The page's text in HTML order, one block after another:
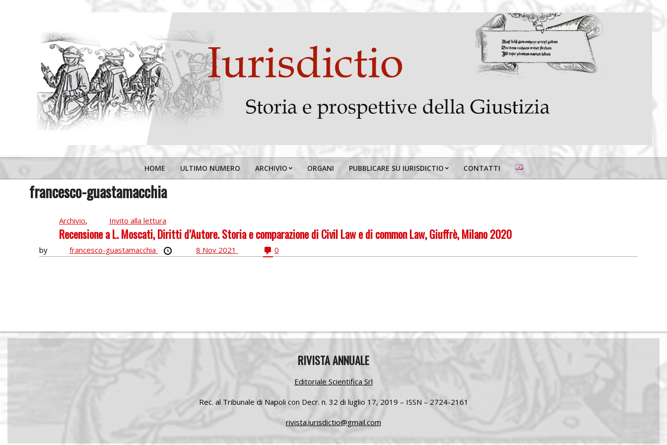
Iurisdictio
Primary
HOME ULTIMO NUMERO ARCHIVIO ORGANI PUBBLICARE SU IURISDICTIO CONTATTI
francesco-guastamacchia
Archivio, Invito alla lettura
Recensione a L. Moscati, Diritti d’Autore. Storia e comparazione di Civil Law e di common Law, Giuffrè, Milano 2020
by francesco-guastamacchia 8 Nov 2021 0
RIVISTA ANNUALE
Editoriale Scientifica Srl
Rec. al Tribunale di Napoli con Decr. n. 32 di luglio 17, 2019 – ISSN – 2724-2161
rivista.iurisdictio@gmail.com